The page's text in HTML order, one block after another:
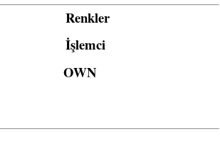
Renkler
İşlemci
OWN